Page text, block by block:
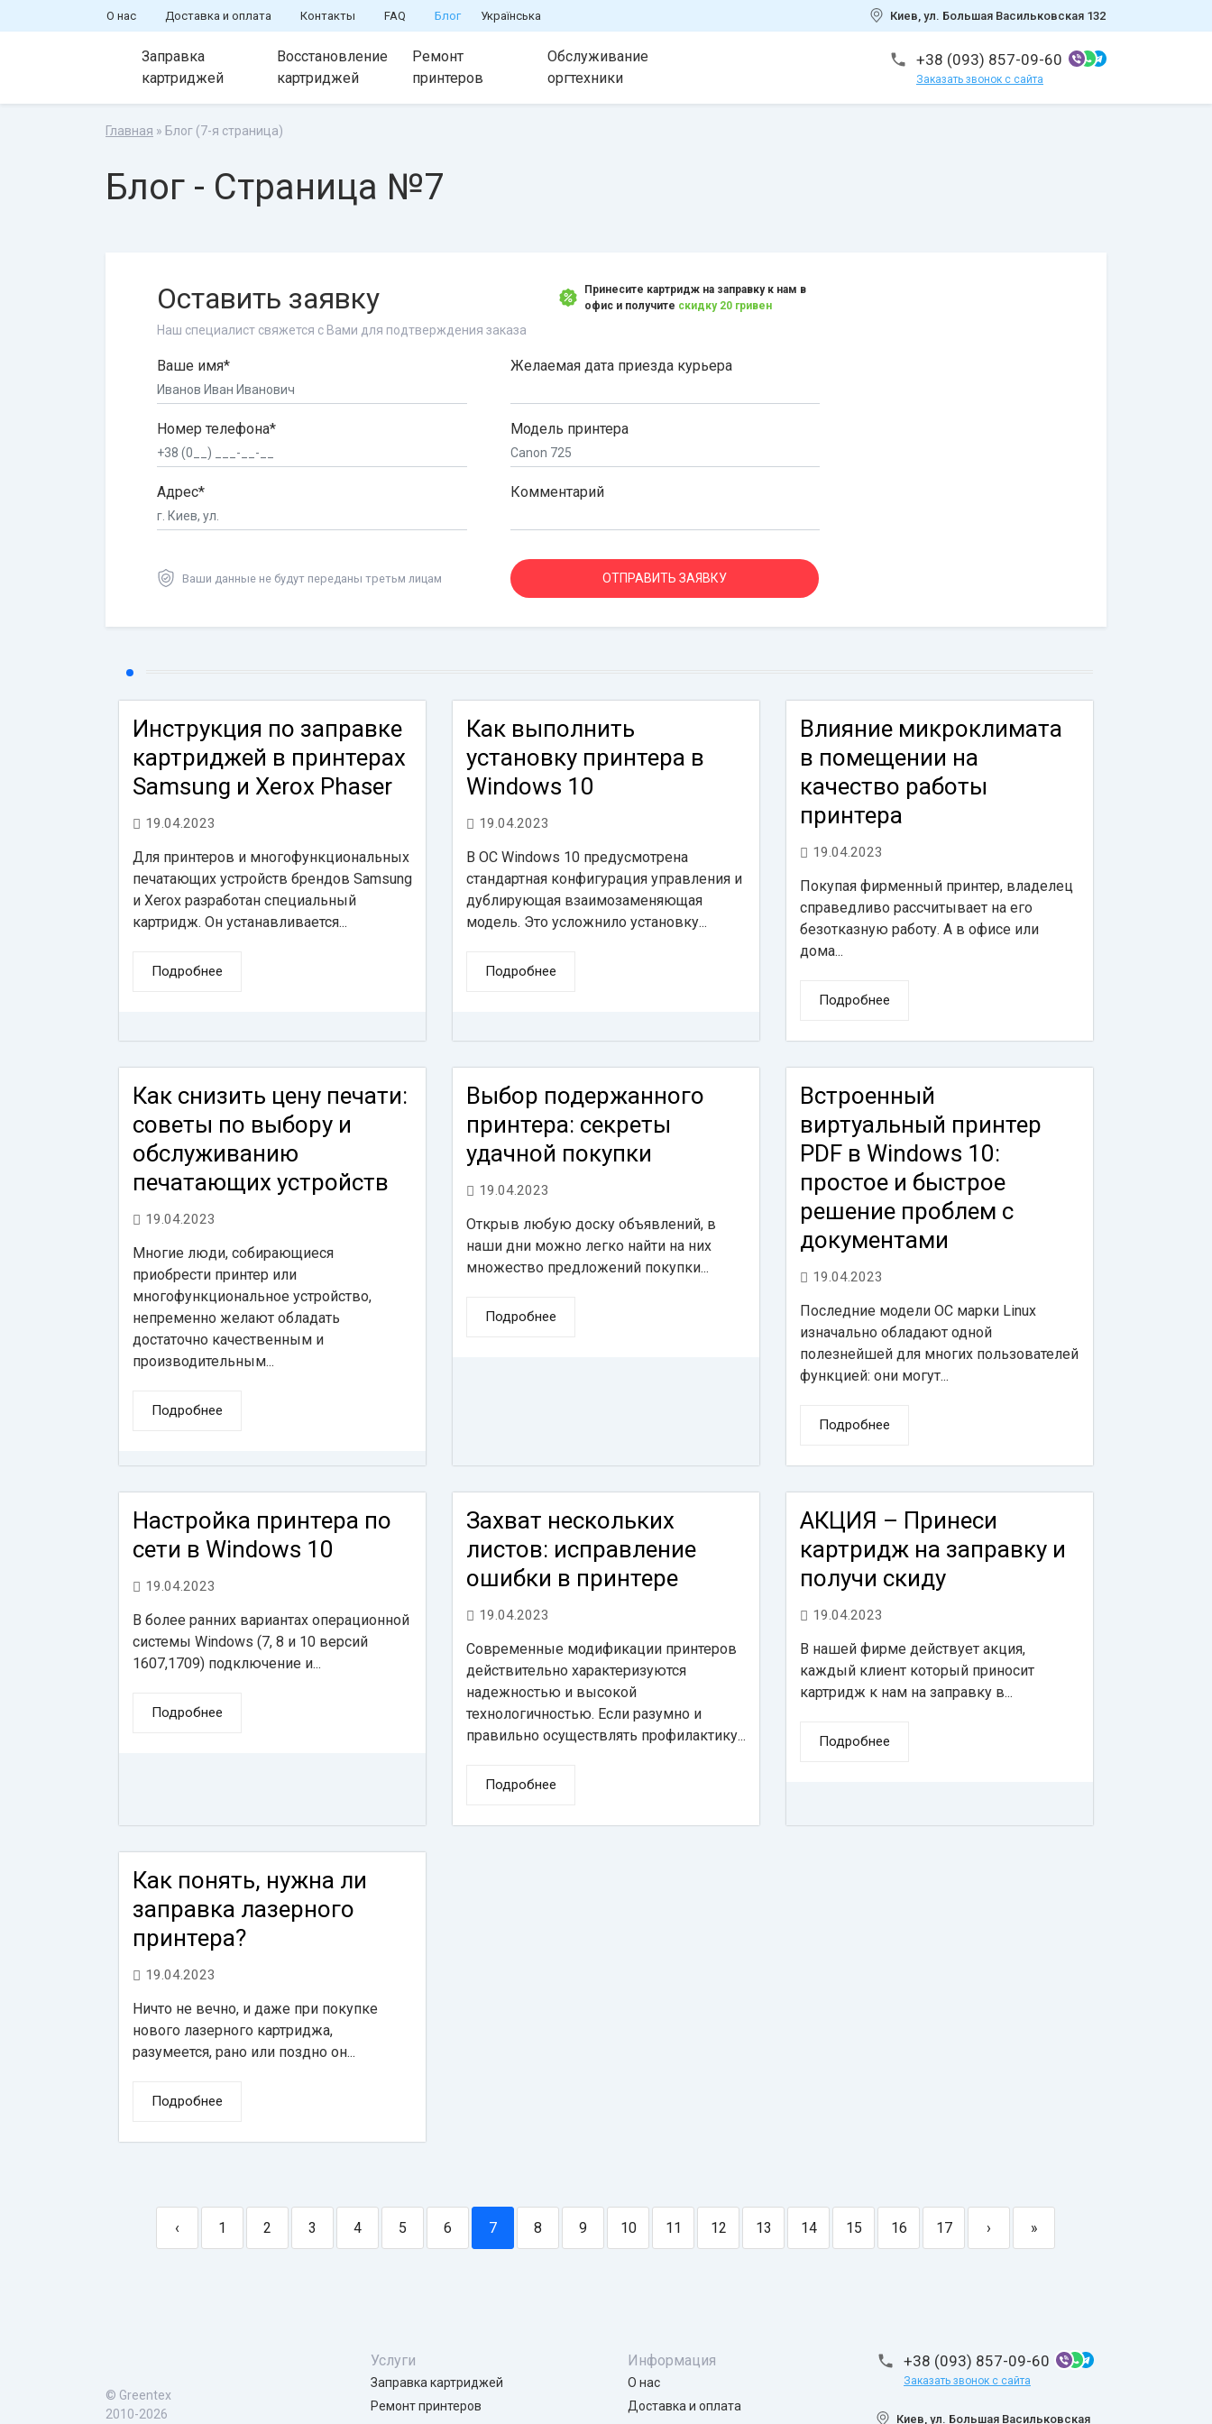
О нас Доставка и оплата Контакты FAQ Блог Українська Киев, ул. Большая Васильковская 132
Заправка
картриджей
Восстановление
картриджей
Ремонт
принтеров
Обслуживание
оргтехники
+38 (093) 857-09-60
Заказать звонок с сайта
Главная » Блог (7-я страница)
Блог - Страница №7
Оставить заявку
Принесите картридж на заправку к нам в
офис и получите скидку 20 гривен
Наш специалист свяжется с Вами для подтверждения заказа
Ваше имя*
Номер телефона*
Адрес*
Желаемая дата приезда курьера
Модель принтера
Комментарий
Ваши данные не будут переданы третьм лицам
Инструкция по заправке
картриджей в принтерах
Samsung и Xerox Phaser
19.04.2023
Для принтеров и многофункциональных
печатающих устройств брендов Samsung
и Xerox разработан специальный
картридж. Он устанавливается...
Подробнее
Как выполнить
установку принтера в
Windows 10
19.04.2023
В ОС Windows 10 предусмотрена
стандартная конфигурация управления и
дублирующая взаимозаменяющая
модель. Это усложнило установку...
Подробнее
Влияние микроклимата
в помещении на
качество работы
принтера
19.04.2023
Покупая фирменный принтер, владелец
справедливо рассчитывает на его
безотказную работу. А в офисе или
дома...
Подробнее
Как снизить цену печати:
советы по выбору и
обслуживанию
печатающих устройств
19.04.2023
Многие люди, собирающиеся
приобрести принтер или
многофункциональное устройство,
непременно желают обладать
достаточно качественным и
производительным...
Подробнее
Выбор подержанного
принтера: секреты
удачной покупки
19.04.2023
Открыв любую доску объявлений, в
наши дни можно легко найти на них
множество предложений покупки...
Подробнее
Встроенный
виртуальный принтер
PDF в Windows 10:
простое и быстрое
решение проблем с
документами
19.04.2023
Последние модели ОС марки Linux
изначально обладают одной
полезнейшей для многих пользователей
функцией: они могут...
Подробнее
Настройка принтера по
сети в Windows 10
19.04.2023
В более ранних вариантах операционной
системы Windows (7, 8 и 10 версий
1607,1709) подключение и...
Подробнее
Захват нескольких
листов: исправление
ошибки в принтере
19.04.2023
Современные модификации принтеров
действительно характеризуются
надежностью и высокой
технологичностью. Если разумно и
правильно осуществлять профилактику...
Подробнее
АКЦИЯ – Принеси
картридж на заправку и
получи скиду
19.04.2023
В нашей фирме действует акция,
каждый клиент который приносит
картридж к нам на заправку в...
Подробнее
Как понять, нужна ли
заправка лазерного
принтера?
19.04.2023
Ничто не вечно, и даже при покупке
нового лазерного картриджа,
разумеется, рано или поздно он...
Подробнее
‹ 1 2 3 4 5 6 7 8 9 10 11 12 13 14 15 16 17 › »
© Greentex
2010-2026
Услуги
Заправка картриджей
Ремонт принтеров
Информация
О нас
Доставка и оплата
+38 (093) 857-09-60
Заказать звонок с сайта
Киев, ул. Большая Васильковская